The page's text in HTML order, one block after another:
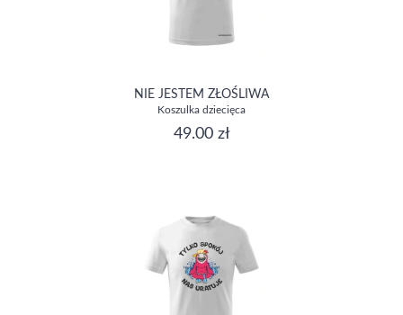
NIE JESTEM ZŁOŚLIWA
Koszulka dziecięca
49.00 zł